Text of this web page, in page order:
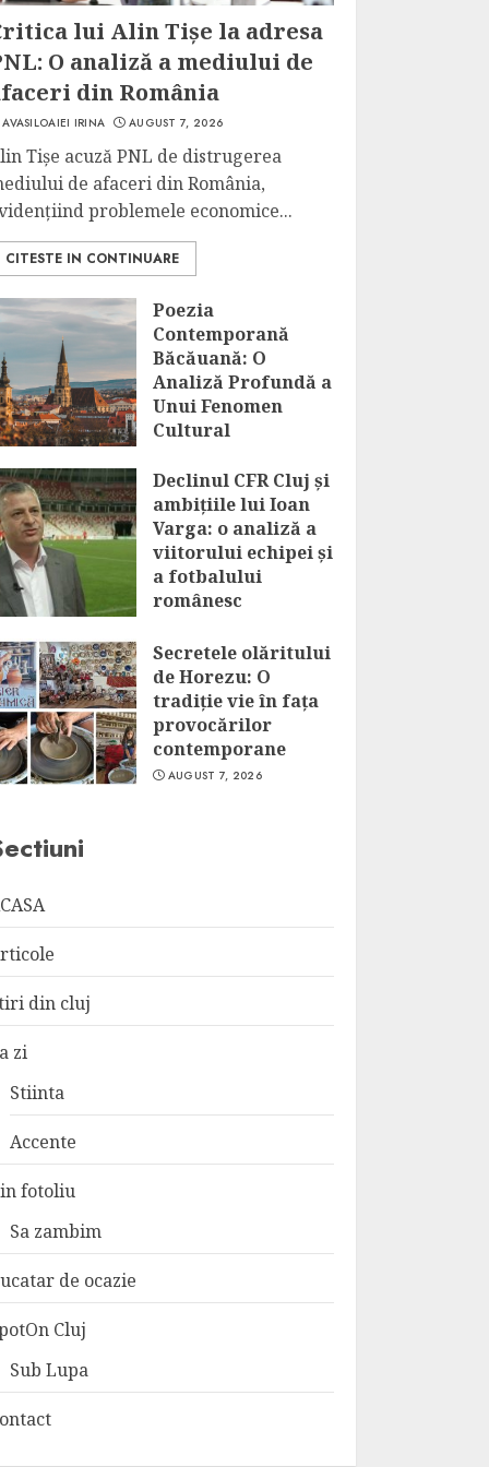
lui Alin Tișe la adresa
O analiză a mediului de
din România
AVASILOAIEI IRINA AUGUST 7, 2026
Tișe acuză PNL de distrugerea
de afaceri din România,
problemele economice...
CITESTE IN CONTINUARE
Poezia
Contemporană
Băcăuană: O
Analiză Profundă a
Unui Fenomen
Cultural
Declinul CFR Cluj și
ambițiile lui Ioan
Varga: o analiză a
viitorului echipei și
a fotbalului
românesc
Secretele olăritului
de Horezu: O
tradiție vie în fața
provocărilor
contemporane
AUGUST 7, 2026
din cluj
zi
Stiinta
Accente
fotoliu
Sa zambim
de ocazie
Cluj
Sub Lupa